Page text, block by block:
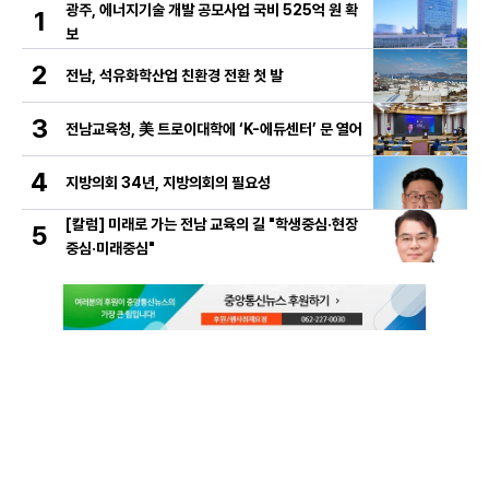
1
광주, 에너지기술 개발 공모사업 국비 525억 원 확
보
2 전남, 석유화학산업 친환경 전환 첫 발
3 전남교육청, 美 트로이대학에 ‘K-에듀센터’ 문 열어
4 지방의회 34년, 지방의회의 필요성
5
[칼럼] 미래로 가는 전남 교육의 길 "학생중심·현장
중심·미래중심"